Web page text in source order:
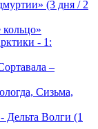
(3 дня / 2
- 1:
–
Сизьма,
Дельта Волги (1